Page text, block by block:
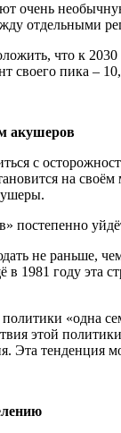
очень
отдельными
что к
своего пика –
акушеров
с
на
постепенно
не раньше,
1981 году эта
«одна
этой
Эта тенденция